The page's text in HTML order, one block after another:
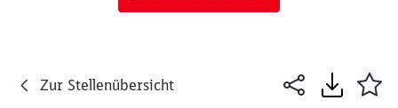
Zur Stellenübersicht